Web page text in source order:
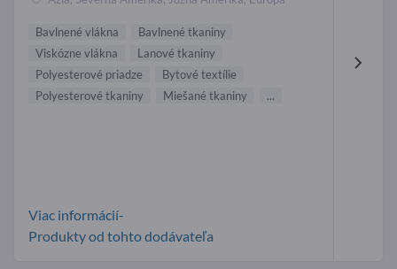
Bavlnené vlákna
Bavlnené tkaniny
Viskózne vlákna
Lanové tkaniny
Polyesterové priadze
Bytové textílie
Polyesterové tkaniny
Miešané tkaniny ...
Viac informácií-
Produkty od tohto dodávateľa